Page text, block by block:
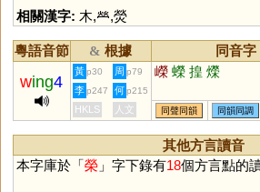
相關漢字: 木,𤇾,熒
粵語音節 & 根據 同音字
wing4
黃 p30 周 p79 嶸 蠑 揘 爃
李 p247 何 p215
HKLS 人文 同聲同韻 同韻同調
其他方言讀音
本字庫於「榮」字下錄有18個方言點的